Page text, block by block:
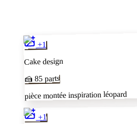
+1
Cake design
🍰 85parts
pièce montée inspiration léopard
+1